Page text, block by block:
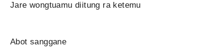
Jare wongtuamu diitung ra ketemu
Abot sanggane